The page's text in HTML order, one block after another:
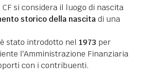
si considera il luogo di nascita
storico della nascitadi una
stato introdotto nel 1973 per
l'Amministrazione Finanziaria
con i contribuenti.